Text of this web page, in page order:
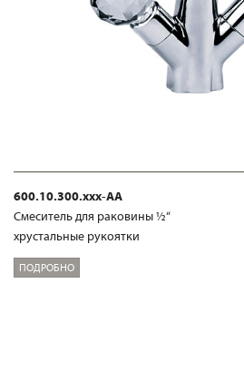
600.10.300.xxx-AA
Смеситель для раковины ½“
хрустальные рукоятки
ПОДРОБНО